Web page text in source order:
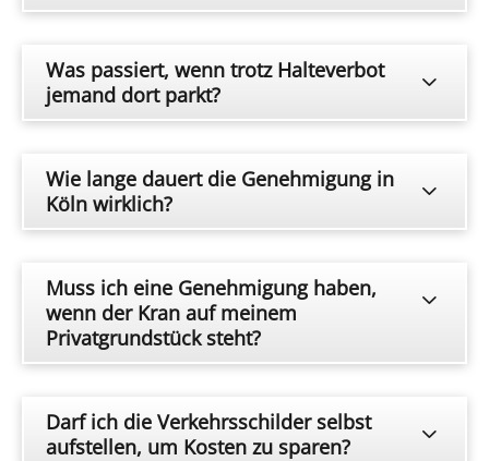
Was passiert, wenn trotz Halteverbot
jemand dort parkt?
Wie lange dauert die Genehmigung in
Köln wirklich?
Muss ich eine Genehmigung haben,
wenn der Kran auf meinem
Privatgrundstück steht?
Darf ich die Verkehrsschilder selbst
aufstellen, um Kosten zu sparen?